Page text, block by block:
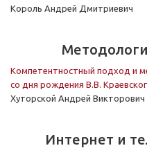
Король Андрей Дмитриевич
Компетентностный подход и
со дня рождения В.В.
Хуторской Андрей Викторович
Интернет и